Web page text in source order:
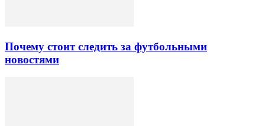
Почему стоит следить за футбольными
новостями